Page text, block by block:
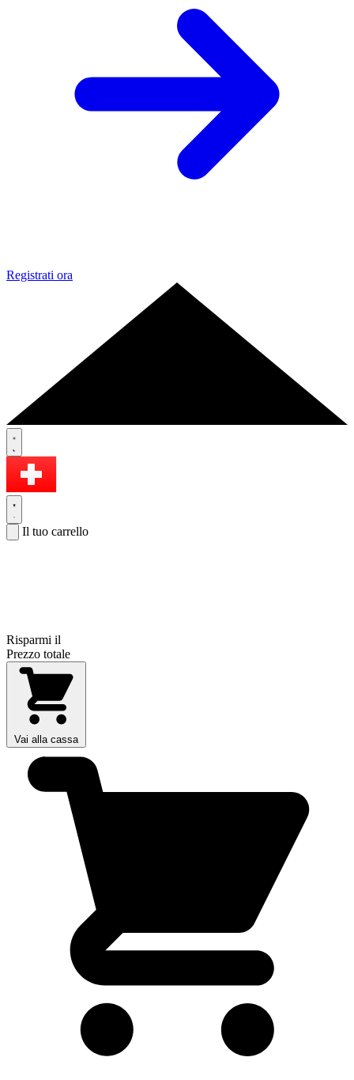
Registrati ora
Il tuo carrello
Risparmi il
Prezzo totale
Vai alla cassa